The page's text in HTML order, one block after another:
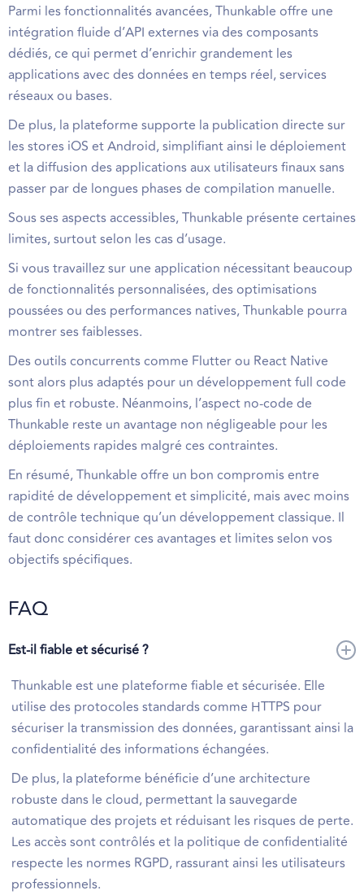
Parmi les fonctionnalités avancées, Thunkable offre une
intégration fluide d’API externes via des composants
dédiés, ce qui permet d’enrichir grandement les
applications avec des données en temps réel, services
réseaux ou bases.
De plus, la plateforme supporte la publication directe sur
les stores iOS et Android, simplifiant ainsi le déploiement
et la diffusion des applications aux utilisateurs finaux sans
passer par de longues phases de compilation manuelle.
Sous ses aspects accessibles, Thunkable présente certaines
limites, surtout selon les cas d’usage.
Si vous travaillez sur une application nécessitant beaucoup
de fonctionnalités personnalisées, des optimisations
poussées ou des performances natives, Thunkable pourra
montrer ses faiblesses.
Des outils concurrents comme Flutter ou React Native
sont alors plus adaptés pour un développement full code
plus fin et robuste. Néanmoins, l’aspect no-code de
Thunkable reste un avantage non négligeable pour les
déploiements rapides malgré ces contraintes.
En résumé, Thunkable offre un bon compromis entre
rapidité de développement et simplicité, mais avec moins
de contrôle technique qu’un développement classique. Il
faut donc considérer ces avantages et limites selon vos
objectifs spécifiques.
FAQ
Est-il fiable et sécurisé ?
Thunkable est une plateforme fiable et sécurisée. Elle
utilise des protocoles standards comme HTTPS pour
sécuriser la transmission des données, garantissant ainsi la
confidentialité des informations échangées.
De plus, la plateforme bénéficie d’une architecture
robuste dans le cloud, permettant la sauvegarde
automatique des projets et réduisant les risques de perte.
Les accès sont contrôlés et la politique de confidentialité
respecte les normes RGPD, rassurant ainsi les utilisateurs
professionnels.